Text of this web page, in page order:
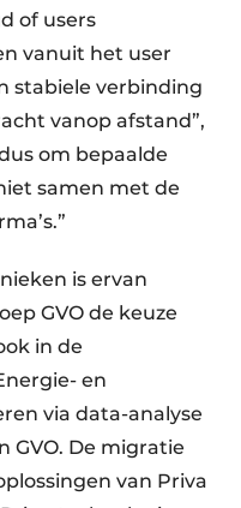
of users
vanuit het user
stabiele verbinding
vanop afstand”,
om bepaalde
samen met de
is ervan
GVO de keuze
in de
en
via data-analyse
GVO. De migratie
van Priva